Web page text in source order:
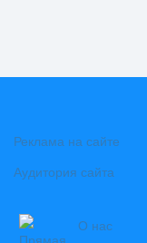
Реклама на сайте
Аудитория сайта
О нас